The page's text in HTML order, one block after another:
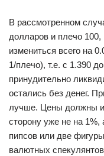
В рассмотренном
долларов и плечо
измениться всего на
1/плечо), т.е. с 1.390
принудительно
остались без денег.
лучше. Цены должны
сторону уже не на 1%,
пипсов или две
валютных